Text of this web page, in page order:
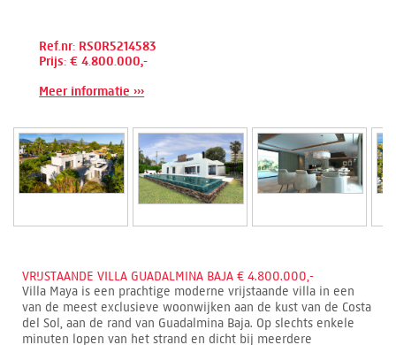
Ref.nr: RSOR5214583
Prijs: € 4.800.000,-
Meer informatie ›››
VRIJSTAANDE VILLA GUADALMINA BAJA € 4.800.000,-
Villa Maya is een prachtige moderne vrijstaande villa in een
van de meest exclusieve woonwijken aan de kust van de Costa
del Sol, aan de rand van Guadalmina Baja. Op slechts enkele
minuten lopen van het strand en dicht bij meerdere